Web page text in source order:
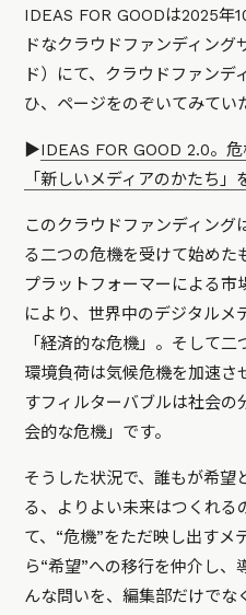
IDEAS FOR GOODは2025年
ドなクラウドファンディン
ド）にて、クラウドファン
ひ、ページをのぞいてみてい
▶️IDEAS FOR GOOD 2.0。
「新しいメディアのかたち」
このクラウドファンディング
る二つの危機を受けて始めた
プラットフォーマーによる
により、世界中のデジタルメ
「経済的な危機」。そして
環境負荷は気候危機を加速さ
すフィルターバブルは社会
会的な危機」です。
そうした状況で、誰もが希望
る、よりよい未来はつくれる
て、“危機”をただ映し出すメ
ら“希望”への移行を仲介し、
んな問いを、編集部だけでな